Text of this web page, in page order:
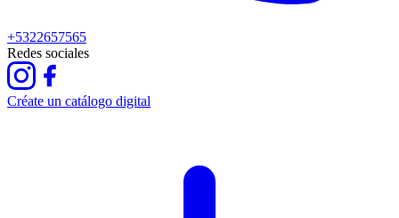
+5322657565
Redes sociales
Créate un catálogo digital